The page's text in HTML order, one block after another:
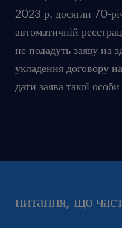
2023 р. досягли 70-
автоматичній
не подадуть заяву на
укладення договору
дати заява такої
питання, що